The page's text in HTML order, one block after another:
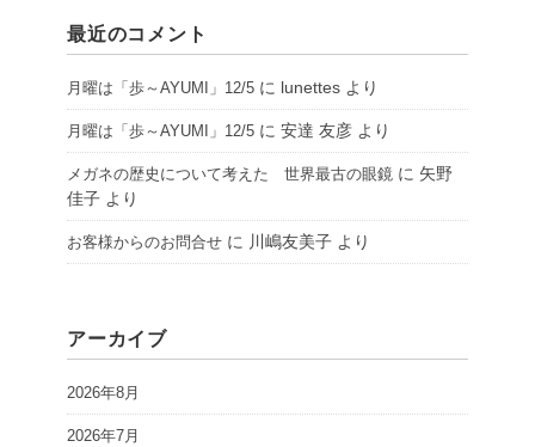
最近のコメント
月曜は「歩～AYUMI」12/5 に lunettes より
月曜は「歩～AYUMI」12/5 に 安達 友彦 より
メガネの歴史について考えた 世界最古の眼鏡 に 矢野
佳子 より
お客様からのお問合せ に 川嶋友美子 より
アーカイブ
2026年8月
2026年7月